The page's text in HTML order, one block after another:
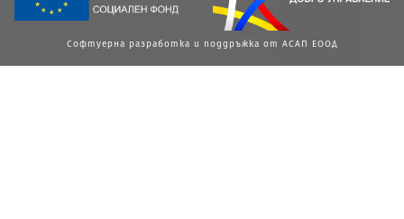
Софтуерна разработка и поддръжка от АСАП ЕООД